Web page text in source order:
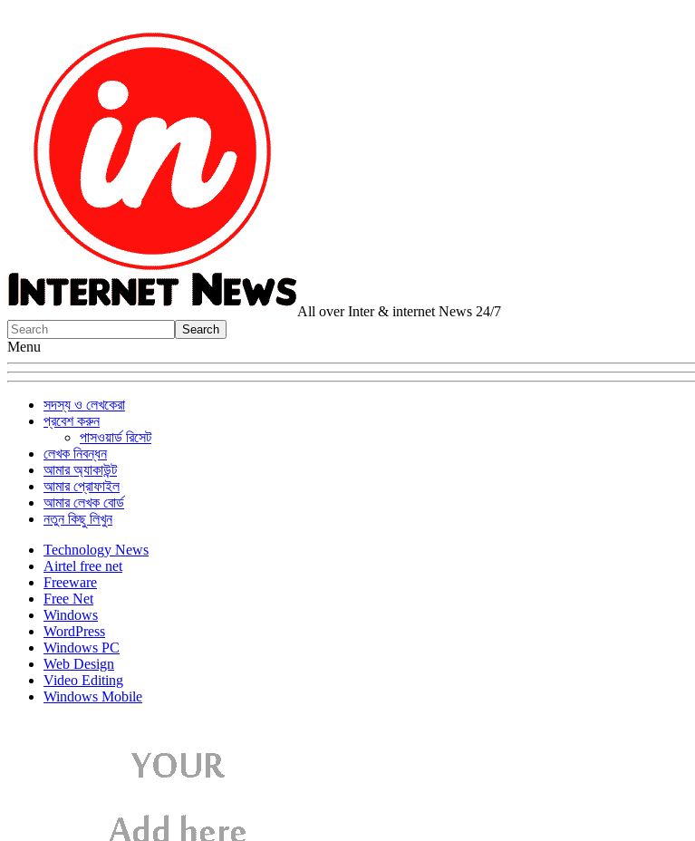
All over Inter & internet News 24/7
Menu
সদস্য ও লেখকেরা
প্রবেশ করুন
পাসওয়ার্ড রিসেট
লেখক নিবন্ধন
আমার অ্যাকাউন্ট
আমার প্রোফাইল
আমার লেখক বোর্ড
নতুন কিছু লিখুন
Technology News
Airtel free net
Freeware
Free Net
Windows
WordPress
Windows PC
Web Design
Video Editing
Windows Mobile